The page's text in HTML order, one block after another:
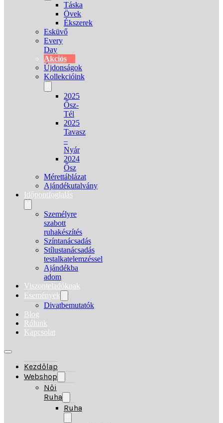
Táska
Övek
Ékszerek
Esküvő
Every
Day
Akciós
Újdonságok
Kollekcióink
2025
Ősz-
Tél
2025
Tavasz
–
Nyár
2024
Ősz
Mérettáblázat
Ajándékutalvány
Időpontfoglalás
Személyre
szabott
ruhakészítés
Színtanácsadás
Stílustanácsadás
testalkatelemzéssel
Ajándékba
adom
Viszonteladóknak
Események
Divatbemutatók
Blog
Rólunk
Kapcsolat
Kezdőlap
Webshop
Női
Ruha
Ruha